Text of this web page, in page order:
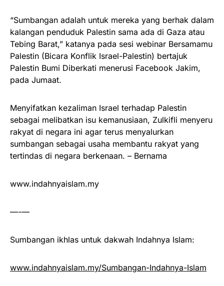
“Sumbangan adalah untuk mereka yang berhak dalam
kalangan penduduk Palestin sama ada di Gaza atau
Tebing Barat,” katanya pada sesi webinar Bersamamu
Palestin (Bicara Konflik Israel-Palestin) bertajuk
Palestin Bumi Diberkati menerusi Facebook Jakim,
pada Jumaat.
Menyifatkan kezaliman Israel terhadap Palestin
sebagai melibatkan isu kemanusiaan, Zulkifli menyeru
rakyat di negara ini agar terus menyalurkan
sumbangan sebagai usaha membantu rakyat yang
tertindas di negara berkenaan. – Bernama
www.indahnyaislam.my
—-—
Sumbangan ikhlas untuk dakwah Indahnya Islam:
www.indahnyaislam.my/Sumbangan-Indahnya-Islam